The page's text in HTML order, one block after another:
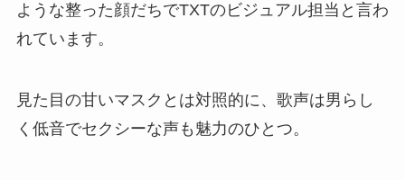
ような整った顔だちでTXTのビジュアル担当と言わ
れています。
見た目の甘いマスクとは対照的に、歌声は男らし
く低音でセクシーな声も魅力のひとつ。